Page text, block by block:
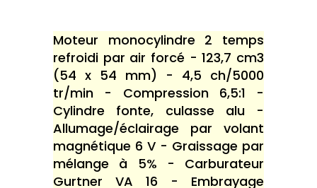
Moteur monocylindre 2 temps
refroidi par air forcé - 123,7 cm3
(54 x 54 mm) - 4,5 ch/5000
tr/min - Compression 6,5:1 -
Cylindre fonte, culasse alu -
Allumage/éclairage par volant
magnétique 6 V - Graissage par
mélange à 5% - Carburateur
Gurtner VA 16 - Embrayage